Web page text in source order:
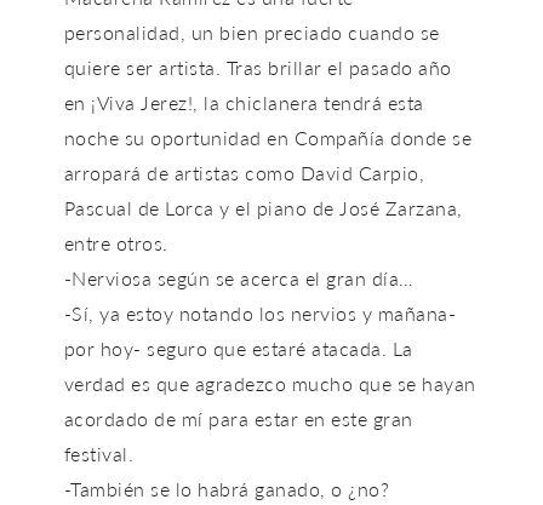
personalidad, un bien preciado cuando se
quiere ser artista. Tras brillar el pasado año
en ¡Viva Jerez!, la chiclanera tendrá esta
noche su oportunidad en Compañía donde se
arropará de artistas como David Carpio,
Pascual de Lorca y el piano de José Zarzana,
entre otros.
-Nerviosa según se acerca el gran día…
-Sí, ya estoy notando los nervios y mañana-
por hoy- seguro que estaré atacada. La
verdad es que agradezco mucho que se hayan
acordado de mí para estar en este gran
festival.
-También se lo habrá ganado, o ¿no?